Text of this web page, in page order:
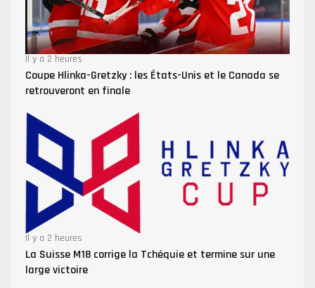
Il y a 2 heures
Coupe Hlinka-Gretzky : les États-Unis et le Canada se
retrouveront en finale
Il y a 2 heures
La Suisse M18 corrige la Tchéquie et termine sur une
large victoire